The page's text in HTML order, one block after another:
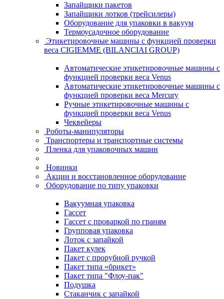
Запайщики пакетов
Запайщики лотков (трейсилеры)
Оборудование для упаковки в вакуум
Термоусадочное оборудование
Этикетировочные машины с функцией проверки
веса CIGIEMME (BILANCIAI GROUP)
Автоматические этикетировочные машины с
функцией проверки веса Venus
Автоматические этикетировочные машины с
функцией проверки веса Mercury
Ручные этикетировочные машины с
функцией проверки веса Venus
Чеквейеры
Роботы-манипуляторы
Транспортеры и транспортные системы
Пленка для упаковочных машин
Новинки
Акции и восстановленное оборудование
Оборудование по типу упаковки
Вакуумная упаковка
Гассет
Гассет с проваркой по граням
Групповая упаковка
Лоток с запайкой
Пакет кулек
Пакет с прорубной ручкой
Пакет типа «брикет»
Пакет типа "Флоу-пак"
Подушка
Стаканчик с запайкой